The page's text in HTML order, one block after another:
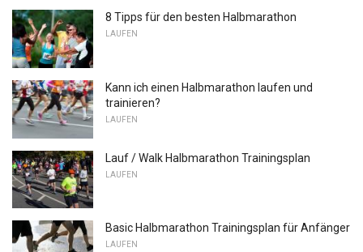
8 Tipps für den besten Halbmarathon
LAUFEN
Kann ich einen Halbmarathon laufen und
trainieren?
LAUFEN
Lauf / Walk Halbmarathon Trainingsplan
LAUFEN
Basic Halbmarathon Trainingsplan für Anfänger
LAUFEN